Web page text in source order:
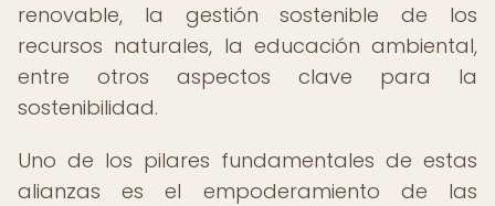
renovable, la gestión sostenible de los
recursos naturales, la educación ambiental,
entre otros aspectos clave para la
sostenibilidad.
Uno de los pilares fundamentales de estas
alianzas es el empoderamiento de las